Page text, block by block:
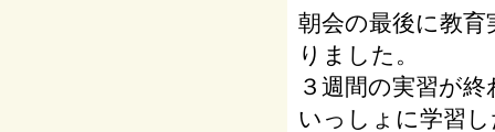
朝会の最後に教
りました。
３週間の実習が
いっしょに学習